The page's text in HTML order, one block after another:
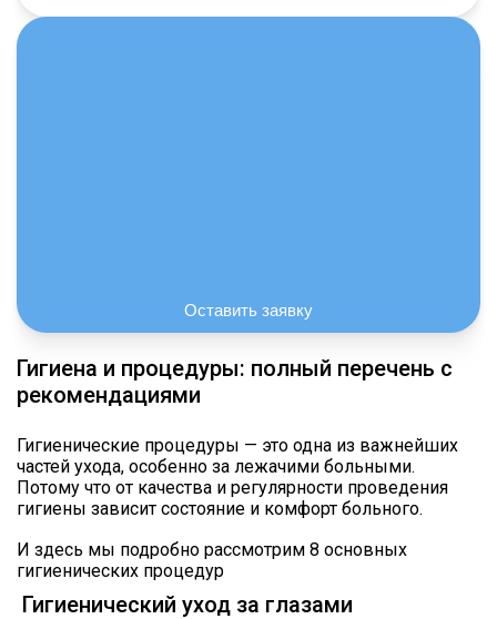
Оставить заявку
Гигиена и процедуры: полный перечень с
рекомендациями
Гигиенические процедуры — это одна из важнейших
частей ухода, особенно за лежачими больными.
Потому что от качества и регулярности проведения
гигиены зависит состояние и комфорт больного.
И здесь мы подробно рассмотрим 8 основных
гигиенических процедур
Гигиенический уход за глазами